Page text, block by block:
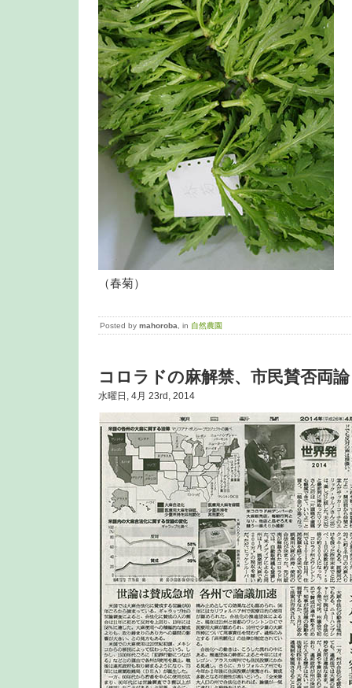
（春菊）
Posted by mahoroba , in 自然農園
コロラドの麻解禁、市民賛否両論
水曜日, 4月 23rd, 2014